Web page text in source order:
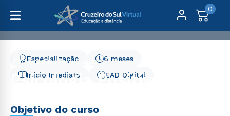
0
Pós-Graduação Saúde Psicologia Positiva - 6 meses
Psicologia Positiva - 6
Início Imediato
6 meses
Especialização
EAD Digital
Objetivo do curso